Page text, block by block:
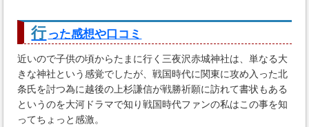
行った感想や口コミ
近いので子供の頃からたまに行く三夜沢赤城神社は、単なる大
きな神社という感覚でしたが、戦国時代に関東に攻め入った北
条氏を討つ為に越後の上杉謙信が戦勝祈願に訪れて書状もある
というのを大河ドラマで知り戦国時代ファンの私はこの事を知
ってちょっと感激。